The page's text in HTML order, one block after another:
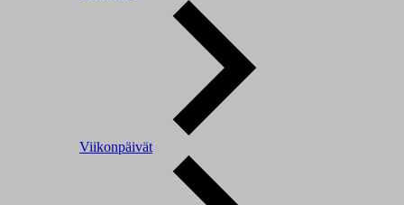
Viikonpäivät